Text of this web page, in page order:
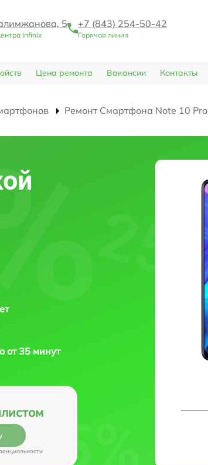
5
Infinix
+7 (843) 254-50-42
Горячая линия
Цена ремонта Вакансии Контакты
Ремонт Смартфона Note 10 Pro
от 35 минут